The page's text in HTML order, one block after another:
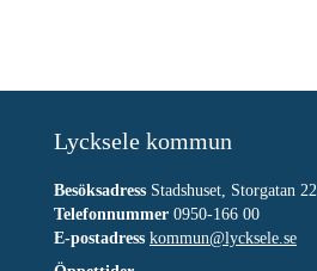
Lycksele kommun
Besöksadress Stadshuset, Storgatan 22
Telefonnummer 0950-166 00
E-postadress kommun@lycksele.se